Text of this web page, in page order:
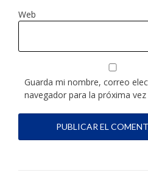
Web
Guarda mi nombre, correo
navegador para la próxima